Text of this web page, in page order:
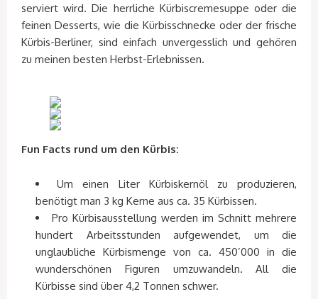
serviert wird. Die herrliche Kürbiscremesuppe oder die
feinen Desserts, wie die Kürbisschnecke oder der frische
Kürbis-Berliner, sind einfach unvergesslich und gehören
zu meinen besten Herbst-Erlebnissen.
Fun Facts rund um den Kürbis:
Um einen Liter Kürbiskernöl zu produzieren,
benötigt man 3 kg Kerne aus ca. 35 Kürbissen.
Pro Kürbisausstellung werden im Schnitt mehrere
hundert Arbeitsstunden aufgewendet, um die
unglaubliche Kürbismenge von ca. 450’000 in die
wunderschönen Figuren umzuwandeln. All die
Kürbisse sind über 4,2 Tonnen schwer.